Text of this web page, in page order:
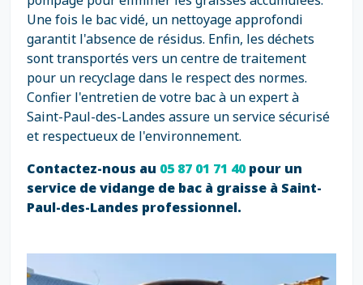
Une fois le bac vidé, un nettoyage approfondi
garantit l'absence de résidus. Enfin, les déchets
sont transportés vers un centre de traitement
pour un recyclage dans le respect des normes.
Confier l'entretien de votre bac à un expert à
Saint-Paul-des-Landes assure un service sécurisé
et respectueux de l'environnement.
Contactez-nous au 05 87 01 71 40pour un
service de vidange de bac à graisse à Saint-
Paul-des-Landes professionnel.